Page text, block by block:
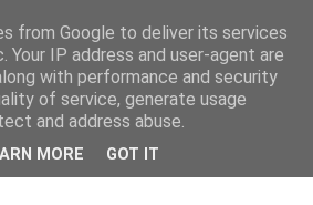
Ιπποκράτειος
from Google to deliver its services
Your IP address and user-agent are
with performance and security
of service, generate usage
and address abuse.
MORE GOT IT